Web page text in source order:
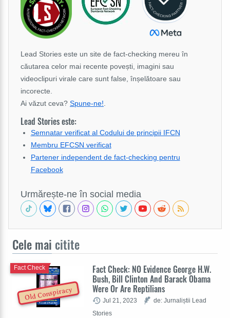
Lead Stories este un site de fact-checking mereu în
căutarea celor mai recente povești, imagini sau
videoclipuri virale care sunt false, înșelătoare sau
incorecte.
Ai văzut ceva? Spune-ne!
Lead Stories este:
Semnatar verificat al Codului de principii IFCN
Membru EFCSN verificat
Partener independent de fact-checking pentru
Facebook
Urmărește-ne în social media
Cele mai citite
Old Conspiracy
Fact Check: NO Evidence George H.W.
Bush, Bill Clinton And Barack Obama
Were Or Are Reptilians
Fact Check
Jul 21, 2023
de: Jurnaliștii Lead
Stories